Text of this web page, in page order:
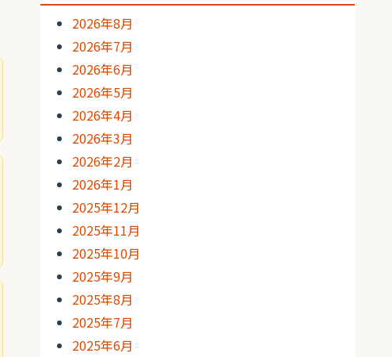
2026年8月
2026年7月
2026年6月
2026年5月
2026年4月
2026年3月
2026年2月
2026年1月
2025年12月
2025年11月
2025年10月
2025年9月
2025年8月
2025年7月
2025年6月